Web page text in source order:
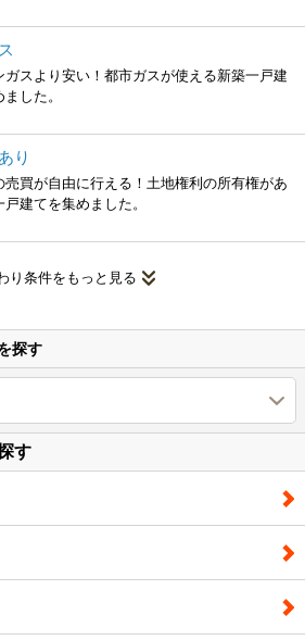
ガスより安い！都市ガスが使える新築一戸建
した。
り
売買が自由に行える！土地権利の所有権があ
戸建てを集めました。
り条件をもっと見る
探す
す